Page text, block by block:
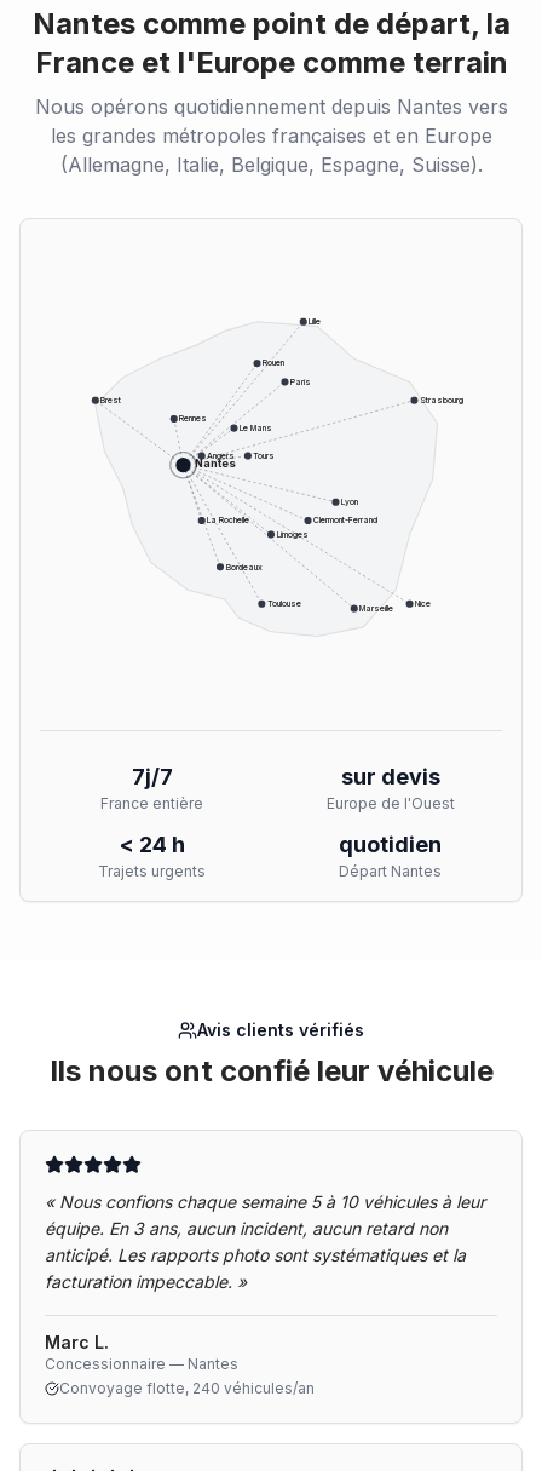
Nantes comme point de départ, la
France et l'Europe comme terrain
Nous opérons quotidiennement depuis Nantes vers
les grandes métropoles françaises et en Europe
(Allemagne, Italie, Belgique, Espagne, Suisse).
Nantes
Paris
Lyon
Marseille
Toulouse
Bordeaux
Nice
Strasbourg
Lille
Rennes
Angers
Le Mans
Tours
Limoges
Clermont-Ferrand
Rouen
Brest
La Rochelle
7j/7
France entière
sur devis
Europe de l'Ouest
< 24 h
Trajets urgents
quotidien
Départ Nantes
Avis clients vérifiés
Ils nous ont confié leur véhicule
« Nous confions chaque semaine 5 à 10 véhicules à leur
équipe. En 3 ans, aucun incident, aucun retard non
anticipé. Les rapports photo sont systématiques et la
facturation impeccable. »
Marc L.
Concessionnaire — Nantes
Convoyage flotte, 240 véhicules/an